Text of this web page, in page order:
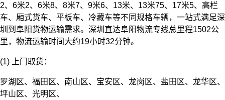
2、6米2、6米8、8米7、9米6、13米、13米75、17米5、高栏
车、厢式货车、平板车、冷藏车等不同规格车辆，一站式满足深
圳到阜阳货物运输需求。深圳直达阜阳物流专线总里程1502公
里，物流运输时间大约19小时32分钟。
(1) 上门取货：
罗湖区、福田区、南山区、宝安区、龙岗区、盐田区、龙华区、
坪山区、光明区、